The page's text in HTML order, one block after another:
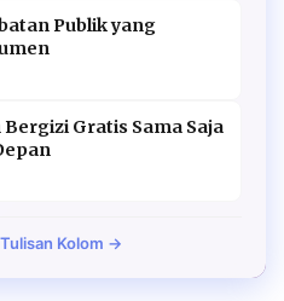
Publik yang
Gratis Sama Saja
Kolom →